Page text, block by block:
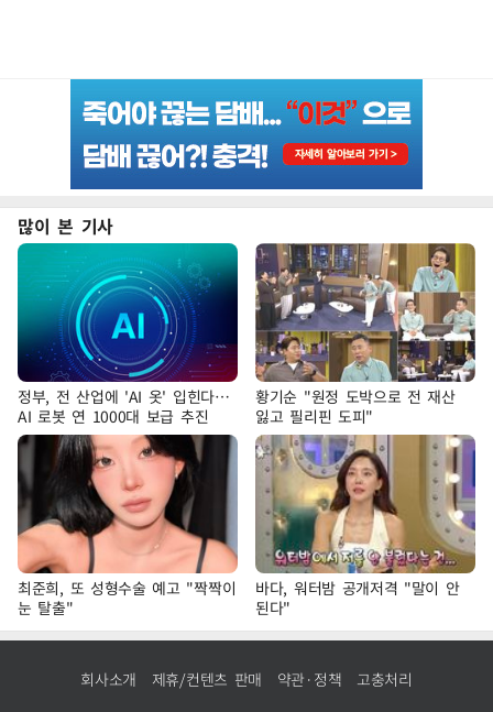
많이 본 기사
정부, 전 산업에 'AI 옷' 입힌다…
AI 로봇 연 1000대 보급 추진
황기순 "원정 도박으로 전 재산
잃고 필리핀 도피"
최준희, 또 성형수술 예고 "짝짝이
눈 탈출"
바다, 워터밤 공개저격 "말이 안
된다"
회사소개 제휴/컨텐츠 판매 약관·정책 고충처리